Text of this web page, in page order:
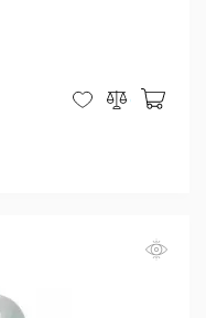
В закладки
Сравнить